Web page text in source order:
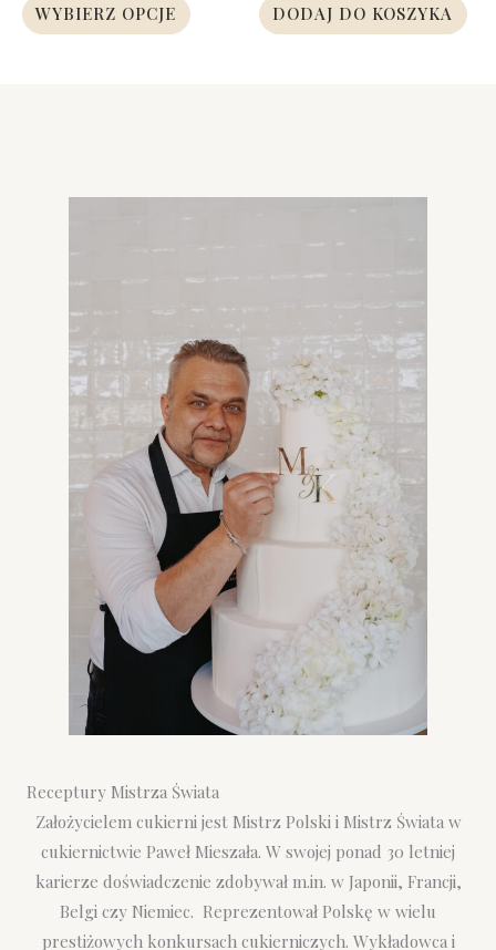
WYBIERZ OPCJE DODAJ DO KOSZYKA
Receptury Mistrza Świata
Założycielem cukierni jest Mistrz Polski i Mistrz Świata w
cukiernictwie Paweł Mieszała. W swojej ponad 30 letniej
karierze doświadczenie zdobywał m.in. w Japonii, Francji,
Belgi czy Niemiec. Reprezentował Polskę w wielu
prestiżowych konkursach cukierniczych. Wykładowca i